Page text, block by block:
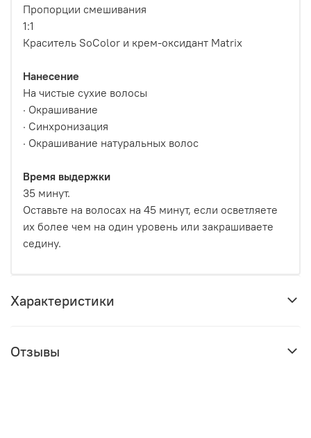
Пропорции смешивания
1:1
Краситель SoColor и крем-оксидант Matrix
Нанесение
На чистые сухие волосы
· Окрашивание
· Синхронизация
· Окрашивание натуральных волос
Время выдержки
35 минут.
Оставьте на волосах на 45 минут, если осветляете
их более чем на один уровень или закрашиваете
седину.
Характеристики
Отзывы